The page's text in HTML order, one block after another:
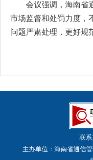
会议强调，海南省
市场监督和处罚力度，
问题严肃处理，更好规
联
主办单位：海南省通信